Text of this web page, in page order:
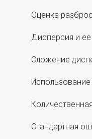
Оценка
Дисперсия и ее
Сложение
Использование
Стандартная